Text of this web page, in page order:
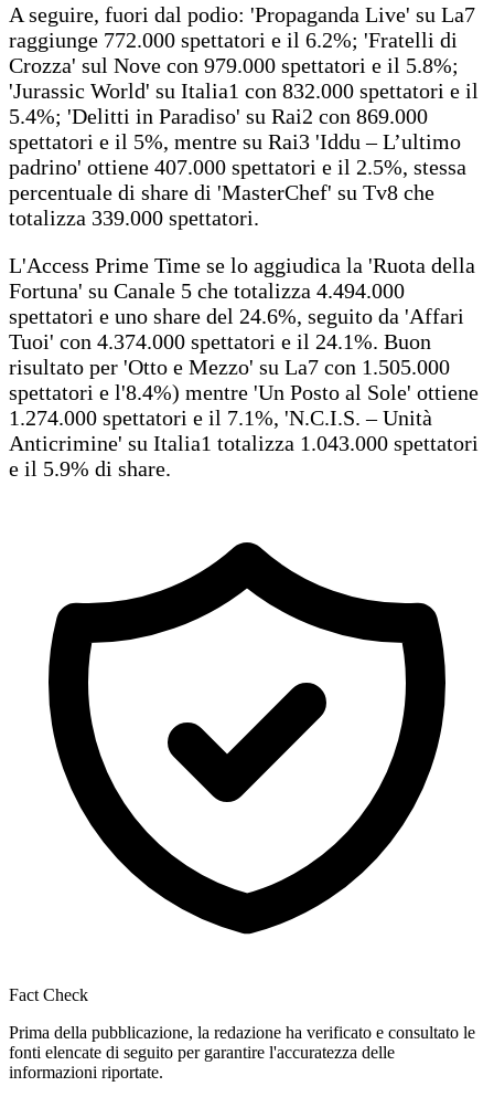
A seguire, fuori dal podio: 'Propaganda Live' su La7
raggiunge 772.000 spettatori e il 6.2%; 'Fratelli di
Crozza' sul Nove con 979.000 spettatori e il 5.8%;
'Jurassic World' su Italia1 con 832.000 spettatori e il
5.4%; 'Delitti in Paradiso' su Rai2 con 869.000
spettatori e il 5%, mentre su Rai3 'Iddu – L’ultimo
padrino' ottiene 407.000 spettatori e il 2.5%, stessa
percentuale di share di 'MasterChef' su Tv8 che
totalizza 339.000 spettatori.
L'Access Prime Time se lo aggiudica la 'Ruota della
Fortuna' su Canale 5 che totalizza 4.494.000
spettatori e uno share del 24.6%, seguito da 'Affari
Tuoi' con 4.374.000 spettatori e il 24.1%. Buon
risultato per 'Otto e Mezzo' su La7 con 1.505.000
spettatori e l'8.4%) mentre 'Un Posto al Sole' ottiene
1.274.000 spettatori e il 7.1%, 'N.C.I.S. – Unità
Anticrimine' su Italia1 totalizza 1.043.000 spettatori
e il 5.9% di share.
Fact Check
Prima della pubblicazione, la redazione ha verificato e consultato le
fonti elencate di seguito per garantire l'accuratezza delle
informazioni riportate.